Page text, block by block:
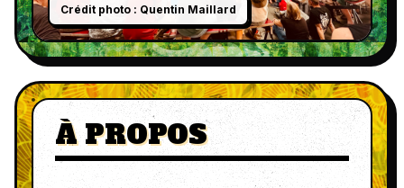
Crédit photo : Quentin Maillard
À PROPOS